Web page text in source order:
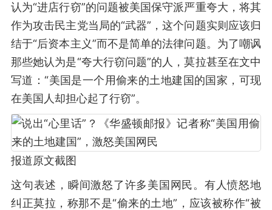
认为“进店行窃”的问题被美国保守派严重夸大，将其
作为攻击民主党当局的“武器”，这个问题实则应该归
结于“后资本主义”而不是简单的法律问题。为了嘲讽
那些她认为是“夸大行窃问题”的人，莫拉甚至在文中
写道：“美国是一个用偷来的土地建国的国家，可现
在美国人却担心起了行窃”。
报道原文截图
这句表述，瞬间激怒了许多美国网民。有人愤怒地
纠正莫拉，称那不是“偷来的土地”，应该被称作“被